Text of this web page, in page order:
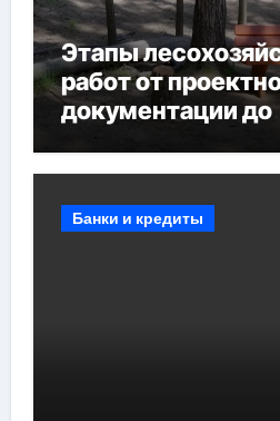
Этапы
работ от
документации до
мероприятий и
Банки и кредиты